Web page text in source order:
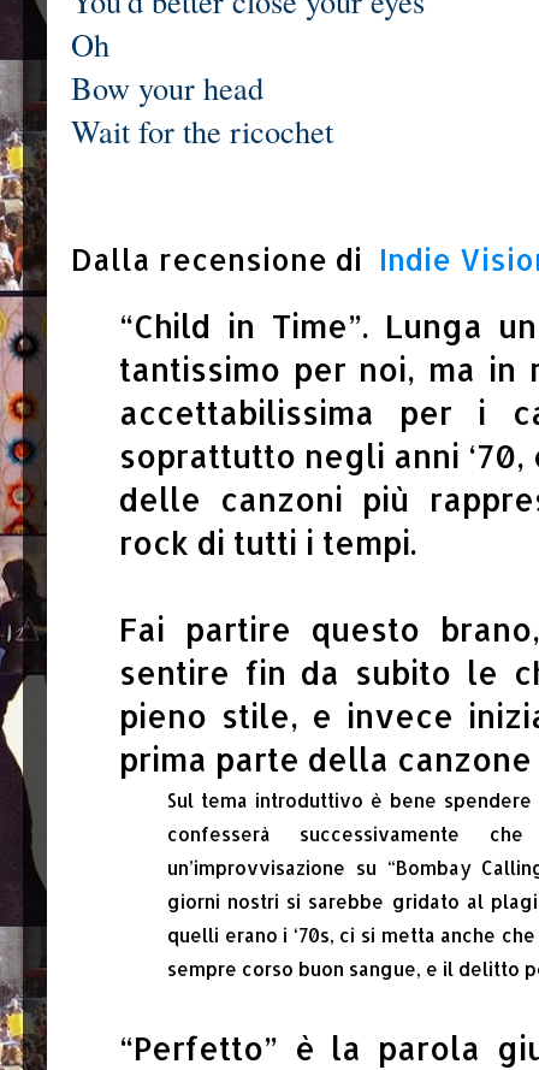
Oh
Bow your head
Wait for the ricochet
Dalla recensione di Indie
“Child in Time”. Lunga
tantissimo per noi, ma in
accettabilissima per i
soprattutto negli anni
delle canzoni più
rock di tutti i tempi.
Fai partire questo
sentire fin da subito le
pieno stile, e invece
prima parte della
Sul tema introduttivo è bene
confesserà successivamente
un’improvvisazione su “Bombay
giorni nostri si sarebbe gridato al
quelli erano i ‘70s, ci si metta anche
sempre corso buon sangue, e il delitto
“Perfetto” è la parola